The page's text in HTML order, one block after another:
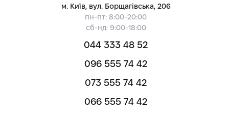
м. Київ, вул. Борщагівська, 206
пн-пт: 8:00-20:00
сб-нд: 9:00-18:00
044 333 48 52
096 555 74 42
073 555 74 42
066 555 74 42